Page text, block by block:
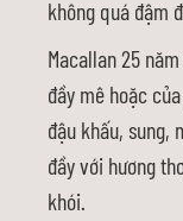
không quá đậm
Macallan 25
đầy mê hoặc
đậu khấu, sung,
đầy với hương
khói.